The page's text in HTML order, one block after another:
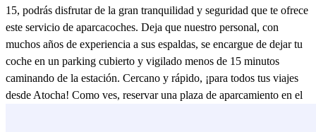
15, podrás disfrutar de la gran tranquilidad y seguridad que te ofrece
este servicio de aparcacoches. Deja que nuestro personal, con
muchos años de experiencia a sus espaldas, se encargue de dejar tu
coche en un parking cubierto y vigilado menos de 15 minutos
caminando de la estación. Cercano y rápido, ¡para todos tus viajes
desde Atocha! Como ves, reservar una plaza de aparcamiento en el